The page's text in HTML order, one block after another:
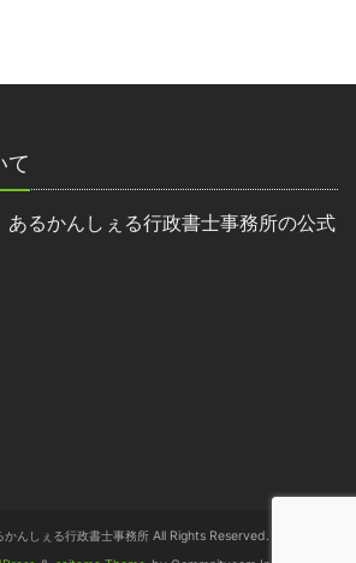
て
るかんしぇる行政書士事務所の公式
んしぇる行政書士事務所 All Rights Reserved.